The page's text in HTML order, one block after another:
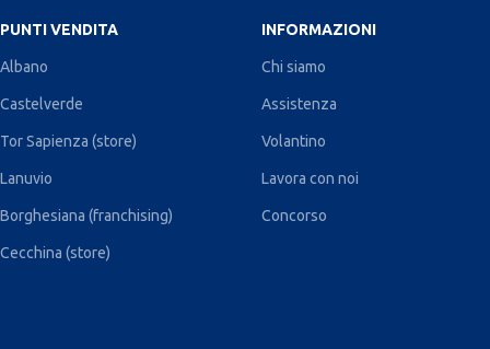
PUNTI VENDITA
Albano
Castelverde
Tor Sapienza (store)
Lanuvio
Borghesiana (franchising)
Cecchina (store)
INFORMAZIONI
Chi siamo
Assistenza
Volantino
Lavora con noi
Concorso